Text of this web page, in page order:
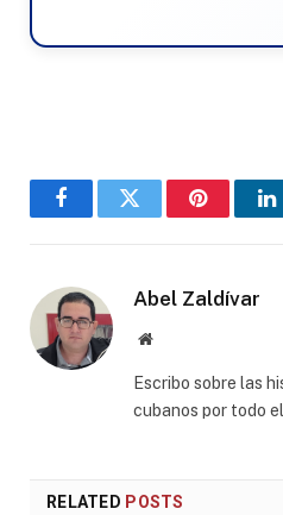
FacebookTwitter Pinterest
Abel Zaldívar
Website
Escribo sobre las
cubanos por todo
RELATED POSTS